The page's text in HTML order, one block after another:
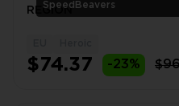
SpeedBeavers
REGION
$74.37 -23%